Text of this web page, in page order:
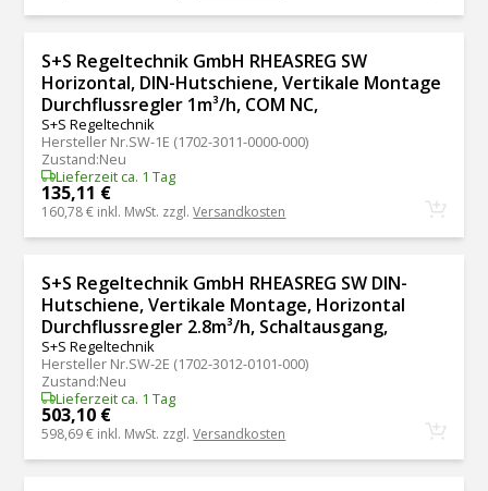
S+S Regeltechnik GmbH RHEASREG SW
Horizontal, DIN-Hutschiene, Vertikale Montage
Durchflussregler 1m³/h, COM NC,
S+S Regeltechnik
Hersteller Nr.SW-1E (1702-3011-0000-000)
Zustand:Neu
Lieferzeit ca. 1 Tag
135,11 €
160,78 € inkl. MwSt. zzgl.Versandkosten
S+S Regeltechnik GmbH RHEASREG SW DIN-
Hutschiene, Vertikale Montage, Horizontal
Durchflussregler 2.8m³/h, Schaltausgang,
S+S Regeltechnik
Hersteller Nr.SW-2E (1702-3012-0101-000)
Zustand:Neu
Lieferzeit ca. 1 Tag
503,10 €
598,69 € inkl. MwSt. zzgl.Versandkosten